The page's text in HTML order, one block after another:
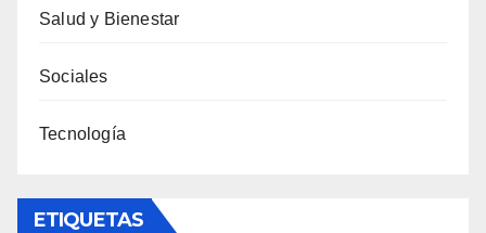
Salud y Bienestar
Sociales
Tecnología
ETIQUETAS